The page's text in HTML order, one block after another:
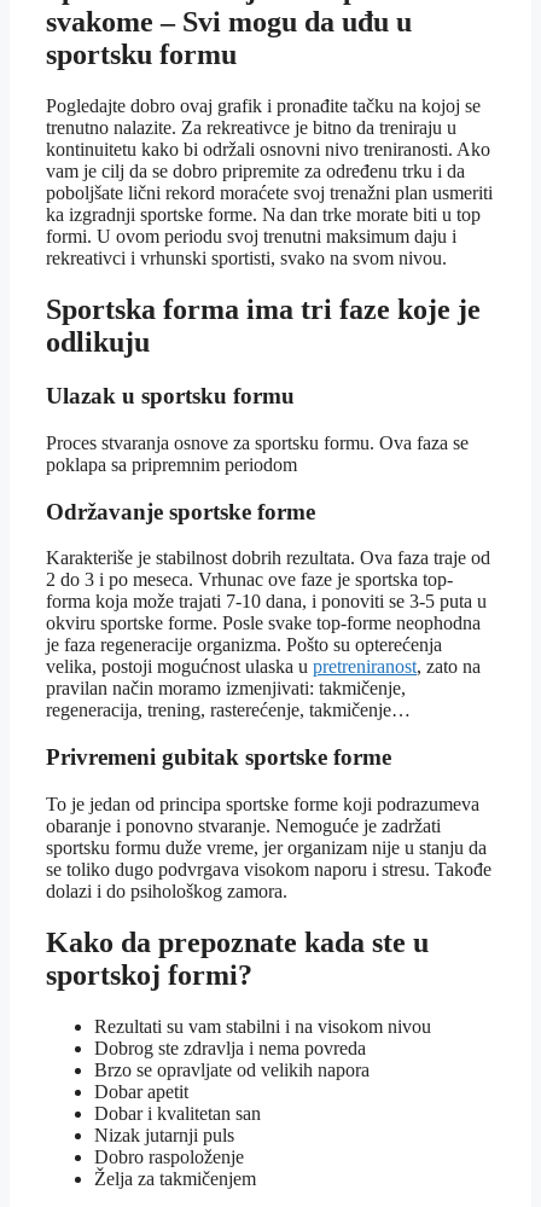
svakome – Svi mogu da uđu u
sportsku formu
Pogledajte dobro ovaj grafik i pronađite tačku na kojoj se
trenutno nalazite. Za rekreativce je bitno da treniraju u
kontinuitetu kako bi održali osnovni nivo treniranosti. Ako
vam je cilj da se dobro pripremite za određenu trku i da
poboljšate lični rekord moraćete svoj trenažni plan usmeriti
ka izgradnji sportske forme. Na dan trke morate biti u top
formi. U ovom periodu svoj trenutni maksimum daju i
rekreativci i vrhunski sportisti, svako na svom nivou.
Sportska forma ima tri faze koje je
odlikuju
Ulazak u sportsku formu
Proces stvaranja osnove za sportsku formu. Ova faza se
poklapa sa pripremnim periodom
Održavanje sportske forme
Karakteriše je stabilnost dobrih rezultata. Ova faza traje od
2 do 3 i po meseca. Vrhunac ove faze je sportska top-
forma koja može trajati 7-10 dana, i ponoviti se 3-5 puta u
okviru sportske forme. Posle svake top-forme neophodna
je faza regeneracije organizma. Pošto su opterećenja
velika, postoji mogućnost ulaska u pretreniranost, zato na
pravilan način moramo izmenjivati: takmičenje,
regeneracija, trening, rasterećenje, takmičenje…
Privremeni gubitak sportske forme
To je jedan od principa sportske forme koji podrazumeva
obaranje i ponovno stvaranje. Nemoguće je zadržati
sportsku formu duže vreme, jer organizam nije u stanju da
se toliko dugo podvrgava visokom naporu i stresu. Takođe
dolazi i do psihološkog zamora.
Kako da prepoznate kada ste u
sportskoj formi?
Rezultati su vam stabilni i na visokom nivou
Dobrog ste zdravlja i nema povreda
Brzo se opravljate od velikih napora
Dobar apetit
Dobar i kvalitetan san
Nizak jutarnji puls
Dobro raspoloženje
Želja za takmičenjem